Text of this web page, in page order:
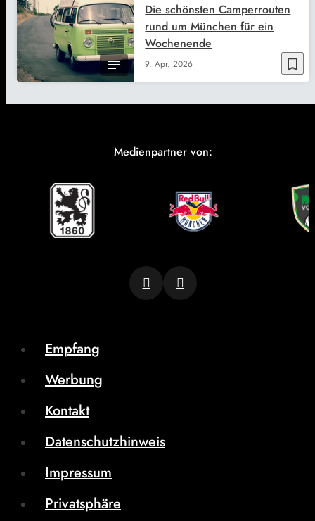
bookmark_border
9. Apr. 2026
Die schönsten Camperrouten
rund um München für ein
Wochenende
Medienpartner von:
Empfang
Werbung
Kontakt
Datenschutzhinweis
Impressum
Privatsphäre